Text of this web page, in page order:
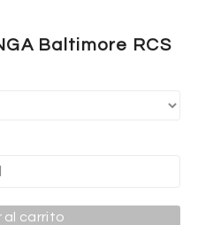
Baltimore RCS
al carrito